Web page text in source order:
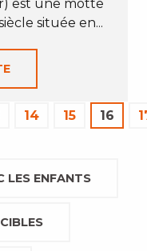
est une motte
située en...
14 15 16
LES ENFANTS
CIBLES